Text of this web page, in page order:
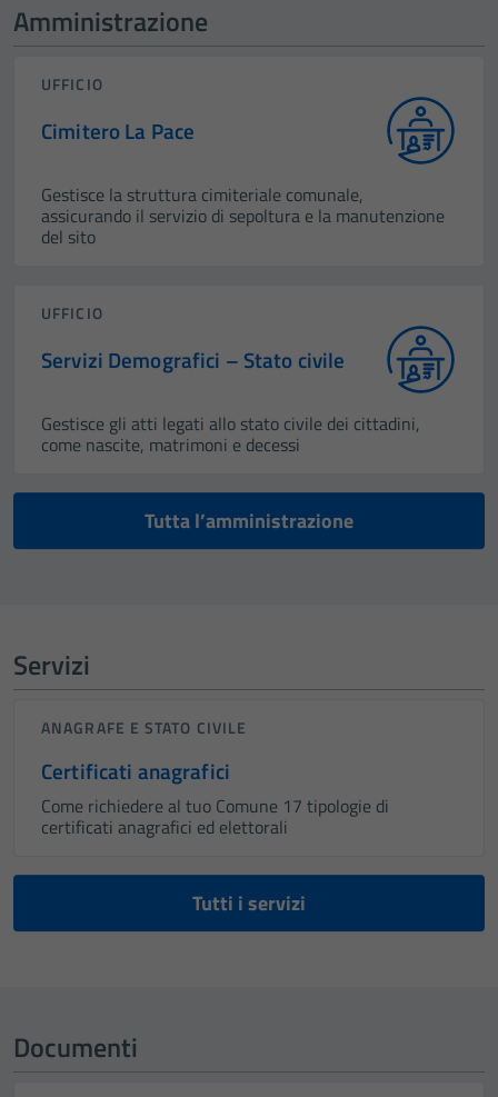
Amministrazione
UFFICIO
Cimitero La Pace
Gestisce la struttura cimiteriale comunale,
assicurando il servizio di sepoltura e la manutenzione
del sito
UFFICIO
Servizi Demografici – Stato civile
Gestisce gli atti legati allo stato civile dei cittadini,
come nascite, matrimoni e decessi
Tutta l’amministrazione
Servizi
ANAGRAFE E STATO CIVILE
Certificati anagrafici
Come richiedere al tuo Comune 17 tipologie di
certificati anagrafici ed elettorali
Tutti i servizi
Documenti